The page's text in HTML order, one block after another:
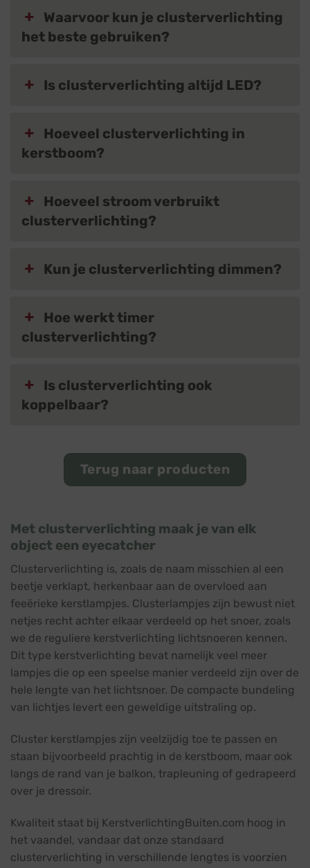
Waarvoor kun je clusterverlichting
het beste gebruiken?
Is clusterverlichting altijd LED?
Hoeveel clusterverlichting in
kerstboom?
Hoeveel stroom verbruikt
clusterverlichting?
Kun je clusterverlichting dimmen?
Hoe werkt timer
clusterverlichting?
Is clusterverlichting ook
koppelbaar?
Terug naar producten
Met clusterverlichting maak je van elk
object een eyecatcher
Clusterverlichting is, zoals de naam misschien al een
beetje verklapt, herkenbaar aan de overvloed aan
feeërieke kerstlampjes. Clusterlampjes zijn bewust niet
netjes recht achter elkaar verdeeld op het snoer, zoals
we de reguliere kerstverlichting lichtsnoeren kennen.
Dit type kerstverlichting bevat namelijk veel meer
lampjes die op een speelse manier verdeeld zijn over de
hele lengte van het lichtsnoer. De compacte bundeling
van lichtjes levert een geweldige uitstraling op.
Cluster kerstlampjes zijn veelzijdig toe te passen en
staan bijvoorbeeld prachtig in de kerstboom, maar ook
langs de rand van je balkon, trapleuning of gedrapeerd
over je dressoir.
Kwaliteit staat bij KerstverlichtingBuiten.com hoog in
het vaandel, vandaar dat onze standaard
clusterverlichting in verschillende lengtes is voorzien